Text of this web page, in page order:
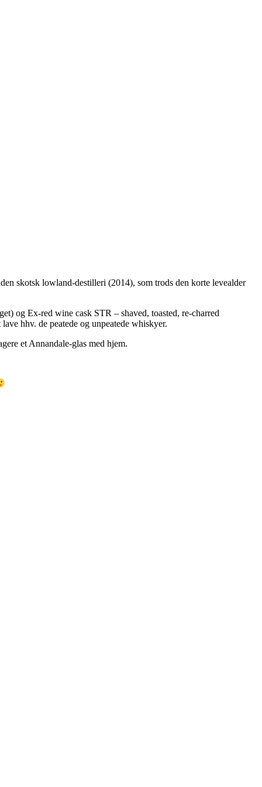
skotsk lowland-destilleri (2014), som trods den korte levealder
og Ex-red wine cask STR – shaved, toasted, re-charred
hhv. de peatede og unpeatede whiskyer.
et Annandale-glas med hjem.